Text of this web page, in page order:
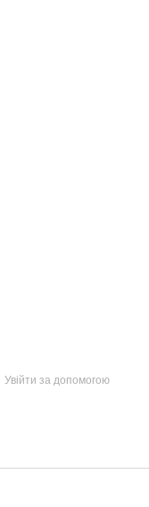
Увійти за допомогою